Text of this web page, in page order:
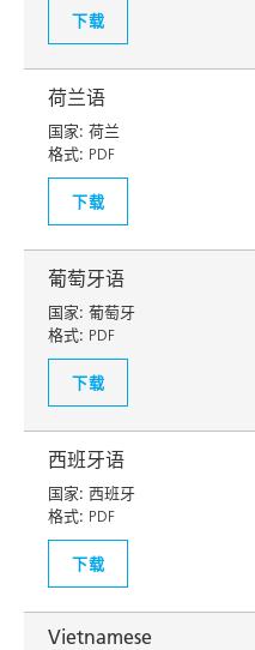
下载
荷兰语
国家: 荷兰
格式: PDF
下载
葡萄牙语
国家: 葡萄牙
格式: PDF
下载
西班牙语
国家: 西班牙
格式: PDF
下载
Vietnamese